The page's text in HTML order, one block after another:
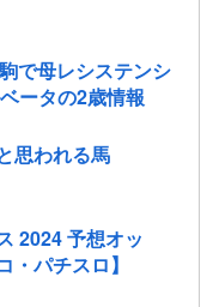
で母レシステンシ
ータの2歳情報
思われる馬
2024 予想オッ
・パチスロ】